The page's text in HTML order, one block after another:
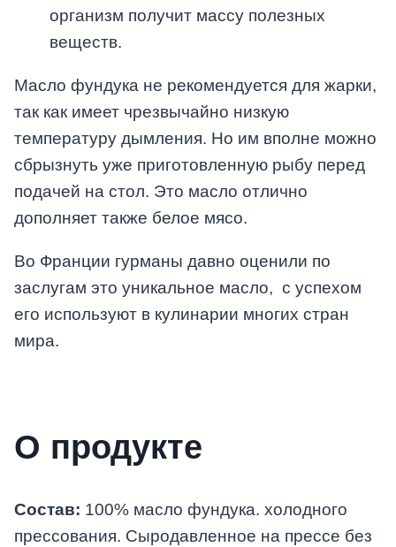
организм получит массу полезных
веществ.
Масло фундука не рекомендуется для жарки,
так как имеет чрезвычайно низкую
температуру дымления. Но им вполне можно
сбрызнуть уже приготовленную рыбу перед
подачей на стол. Это масло отлично
дополняет также белое мясо.
Во Франции гурманы давно оценили по
заслугам это уникальное масло, с успехом
его используют в кулинарии многих стран
мира.
О продукте
Состав: 100% масло фундука. холодного
прессования. Сыродавленное на прессе без